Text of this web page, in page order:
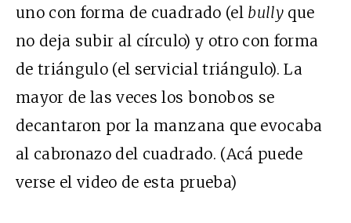
uno con forma de cuadrado (el bullyque
no deja subir al círculo) y otro con forma
de triángulo (el servicial triángulo). La
mayor de las veces los bonobos se
decantaron por la manzana que evocaba
al cabronazo del cuadrado. (Acá puede
verse el video de esta prueba)